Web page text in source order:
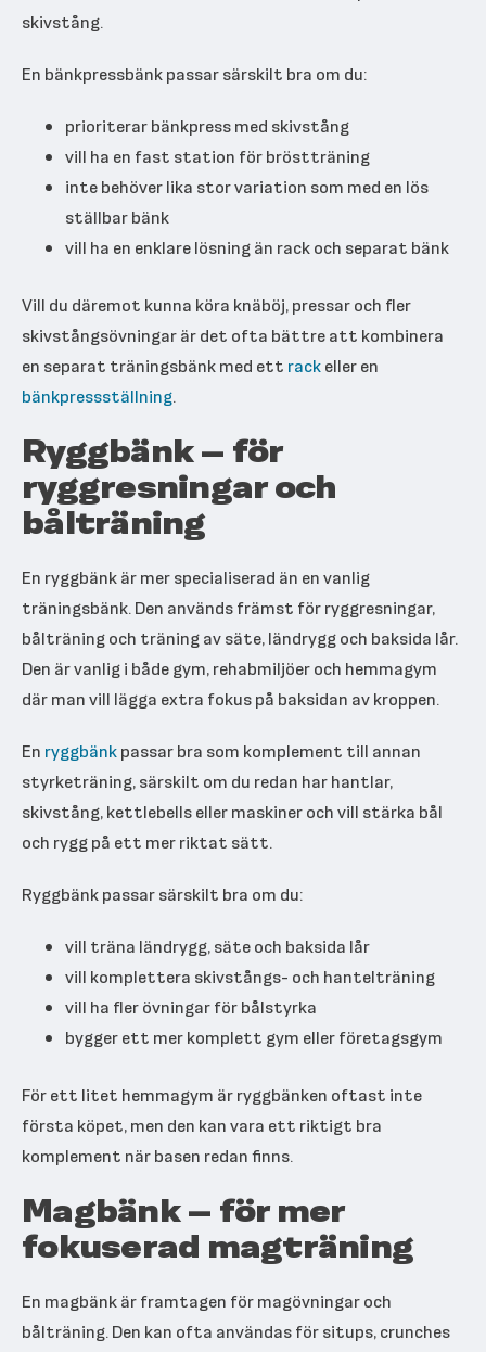
skivstång.
En bänkpressbänk passar särskilt bra om du:
prioriterar bänkpress med skivstång
vill ha en fast station för bröstträning
inte behöver lika stor variation som med en lös
ställbar bänk
vill ha en enklare lösning än rack och separat bänk
Vill du däremot kunna köra knäböj, pressar och fler
skivstångsövningar är det ofta bättre att kombinera
en separat träningsbänk med ett rackeller en
bänkpressställning.
Ryggbänk – för
ryggresningar och
bålträning
En ryggbänk är mer specialiserad än en vanlig
träningsbänk. Den används främst för ryggresningar,
bålträning och träning av säte, ländrygg och baksida lår.
Den är vanlig i både gym, rehabmiljöer och hemmagym
där man vill lägga extra fokus på baksidan av kroppen.
En ryggbänkpassar bra som komplement till annan
styrketräning, särskilt om du redan har hantlar,
skivstång, kettlebells eller maskiner och vill stärka bål
och rygg på ett mer riktat sätt.
Ryggbänk passar särskilt bra om du:
vill träna ländrygg, säte och baksida lår
vill komplettera skivstångs- och hantelträning
vill ha fler övningar för bålstyrka
bygger ett mer komplett gym eller företagsgym
För ett litet hemmagym är ryggbänken oftast inte
första köpet, men den kan vara ett riktigt bra
komplement när basen redan finns.
Magbänk – för mer
fokuserad magträning
En magbänk är framtagen för magövningar och
bålträning. Den kan ofta användas för situps, crunches